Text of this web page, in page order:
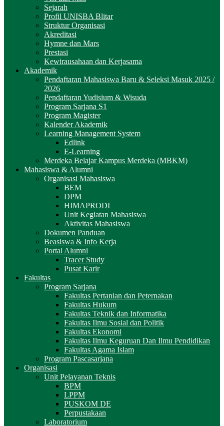
Sejarah
Profil UNISBA Blitar
Struktur Organisasi
Akreditasi
Hymne dan Mars
Prestasi
Kewirausahaan dan Kerjasama
Akademik
Pendaftaran Mahasiswa Baru & Seleksi Masuk 2025 /
2026
Pendaftaran Yudisium & Wisuda
Program Sarjana S1
Program Magister
Kalender Akademik
Learning Management System
Edlink
E-Learning
Merdeka Belajar Kampus Merdeka (MBKM)
Mahasiswa & Alumni
Organisasi Mahasiswa
BEM
DPM
HIMAPRODI
Unit Kegiatan Mahasiswa
Aktivitas Mahasiswa
Dokumen Panduan
Beasiswa & Info Kerja
Portal Alumni
Tracer Study
Pusat Karir
Fakultas
Program Sarjana
Fakultas Pertanian dan Peternakan
Fakultas Hukum
Fakultas Teknik dan Informatika
Fakultas Ilmu Sosial dan Politik
Fakultas Ekonomi
Fakultas Ilmu Keguruan Dan Ilmu Pendidikan
Fakultas Agama Islam
Program Pascasarjana
Organisasi
Unit Pelayanan Teknis
BPM
LPPM
PUSKOM DE
Perpustakaan
Laboratorium